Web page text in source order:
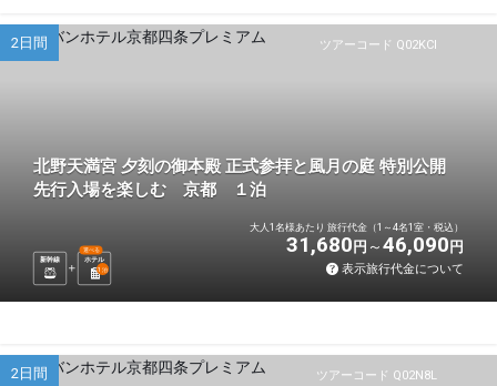
ツアーコード Q02KCI
2日間
北野天満宮 夕刻の御本殿 正式参拝と風月の庭 特別公開
先行入場を楽しむ 京都 １泊
新幹線 ホテル
選べる
1 泊
大人1名様あたり 旅行代金（1～4名1室・税込）
31,680 円 46,090 円
表示旅行代金について
ツアーコード Q02N8L
2日間